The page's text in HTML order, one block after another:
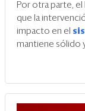
Por otra parte, el
que la
impacto en el
mantiene sólido